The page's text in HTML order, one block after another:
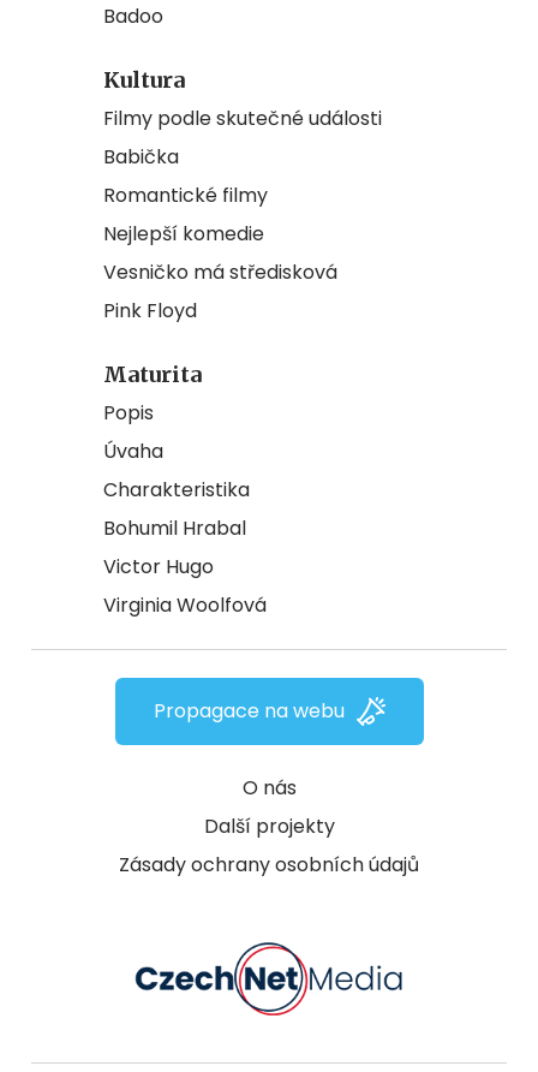
Badoo
Kultura
Filmy podle skutečné události
Babička
Romantické filmy
Nejlepší komedie
Vesničko má středisková
Pink Floyd
Maturita
Popis
Úvaha
Charakteristika
Bohumil Hrabal
Victor Hugo
Virginia Woolfová
O nás
Další projekty
Zásady ochrany osobních údajů
Propagace na webu